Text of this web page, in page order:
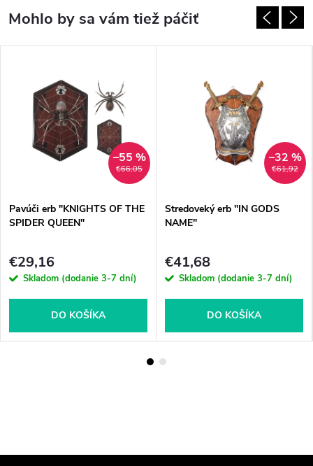
€66,05
–55 %
Pavúči erb "KNIGHTS OF THE
SPIDER QUEEN"
€29,16
Skladom (dodanie 3-7 dní)
DO KOŠÍKA
€61,92
–32 %
Stredoveký erb "IN GODS
NAME"
€41,68
Skladom (dodanie 3-7 dní)
DO KOŠÍKA